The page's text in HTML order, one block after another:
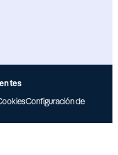
Configuración de